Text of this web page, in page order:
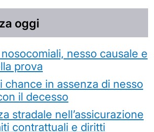
oggi
nesso causale e
prova
chance in assenza di nesso
il decesso
stradale nell’assicurazione
contrattuali e diritti